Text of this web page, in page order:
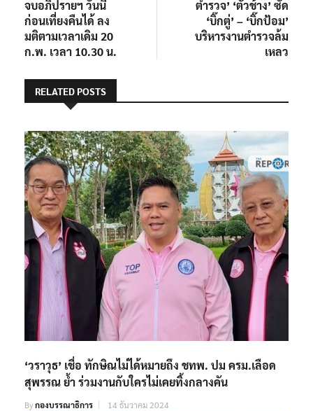
จบอภิปรายฯ วันนี้
ก่อนเที่ยงคืนได้ ลง
มติตามเวลาเดิม 20
ก.พ. เวลา 10.30 น.
ตำรวจ’ ‘ตั๋วช้าง’ ซัด
‘บิ๊กตู่’ – ‘บิ๊กป้อม’
บริหารงานตำรวจล้ม
เหลว
RELATED POSTS
‘วราวุธ’ เชื่อ ทักษิณไม่ได้หมายถึง ชทพ.​ ปม​ ครม.เลือด
สุพรรณ ย้ำ ร่วมงานกับใครไม่เคยทิ้งกลางคัน
Byกองบรรณาธิการ 14 ธันวาคม 2024